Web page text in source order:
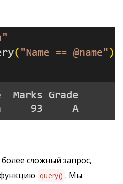
сложный запрос,
query() . Мы